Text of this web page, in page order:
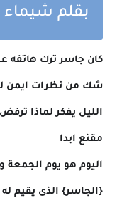
بقلم شيماء
كان جاسر ترك هاتفه
شك من نظرات ايمن
الليل يفكر لماذا
مقنع ابدا
اليوم هو يوم الجمعة
{الجاسر} الذى يقيم